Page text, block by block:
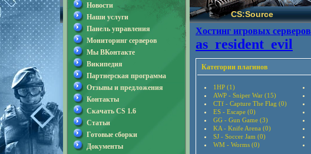
CS:Source
Хостинг игровых серверов
as_resident_evil
Категории плагинов
1HP (1)
AWP - Sniper War (15)
CTf - Capture The Flag (0)
ES - Escape (0)
GG - Gun Game (3)
KA - Knife Arena (0)
SJ - Soccer Jam (0)
WM - Worms (0)
Новости
Наши услуги
Панель управления
Мониторинг серверов
Мы ВКонтакте
Википедия
Партнерская программа
Отзывы и предложения
Контакты
Скачать CS 1.6
Статьи
Готовые сборки
Документы